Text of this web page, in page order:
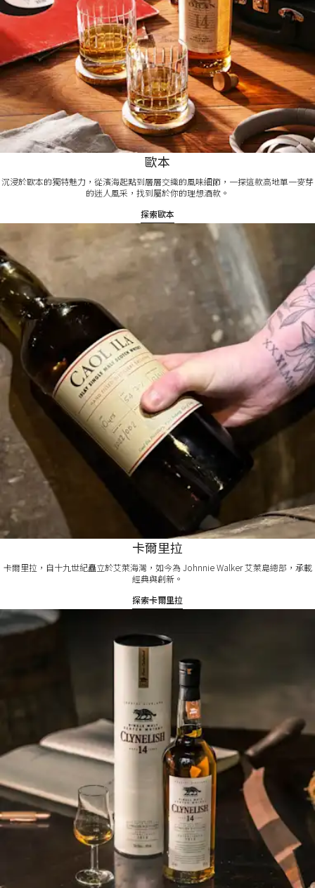
歐本
沉浸於歐本的獨特魅力，從濱海起點到層層交織的風味細節，一探這款高地單一麥芽
的迷人風采，找到屬於你的理想酒款。
探索歐本
卡爾里拉
卡爾里拉，自十九世紀矗立於艾萊海灣，如今為 Johnnie Walker 艾萊島總部，承載
經典與創新。​
探索卡爾里拉